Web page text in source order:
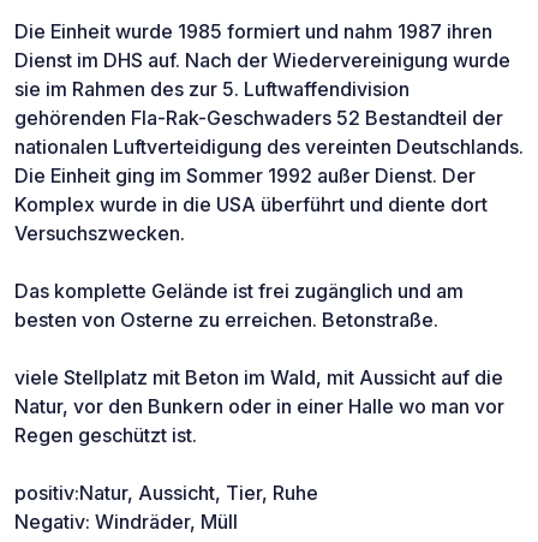
Die Einheit wurde 1985 formiert und nahm 1987 ihren
Dienst im DHS auf. Nach der Wiedervereinigung wurde
sie im Rahmen des zur 5. Luftwaffendivision
gehörenden Fla-Rak-Geschwaders 52 Bestandteil der
nationalen Luftverteidigung des vereinten Deutschlands.
Die Einheit ging im Sommer 1992 außer Dienst. Der
Komplex wurde in die USA überführt und diente dort
Versuchszwecken.
Das komplette Gelände ist frei zugänglich und am
besten von Osterne zu erreichen. Betonstraße.
viele Stellplatz mit Beton im Wald, mit Aussicht auf die
Natur, vor den Bunkern oder in einer Halle wo man vor
Regen geschützt ist.
positiv:Natur, Aussicht, Tier, Ruhe
Negativ: Windräder, Müll